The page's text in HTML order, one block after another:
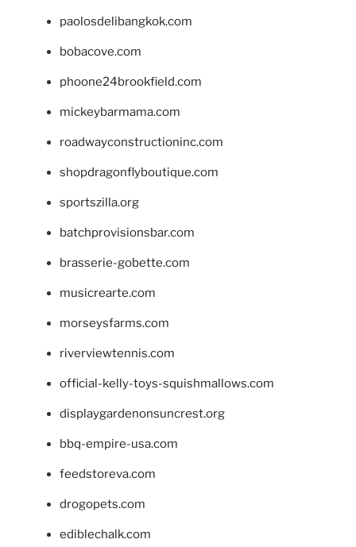
paolosdelibangkok.com
bobacove.com
phoone24brookfield.com
mickeybarmama.com
roadwayconstructioninc.com
shopdragonflyboutique.com
sportszilla.org
batchprovisionsbar.com
brasserie-gobette.com
musicrearte.com
morseysfarms.com
riverviewtennis.com
official-kelly-toys-squishmallows.com
displaygardenonsuncrest.org
bbq-empire-usa.com
feedstoreva.com
drogopets.com
ediblechalk.com